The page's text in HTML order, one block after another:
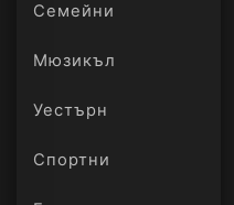
Семейни
Мюзикъл
Уестърн
Спортни